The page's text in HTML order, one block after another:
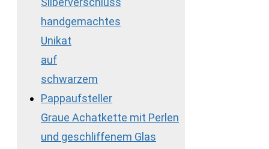
Graue Achatkette mit Perlen
und geschliffenem Glas